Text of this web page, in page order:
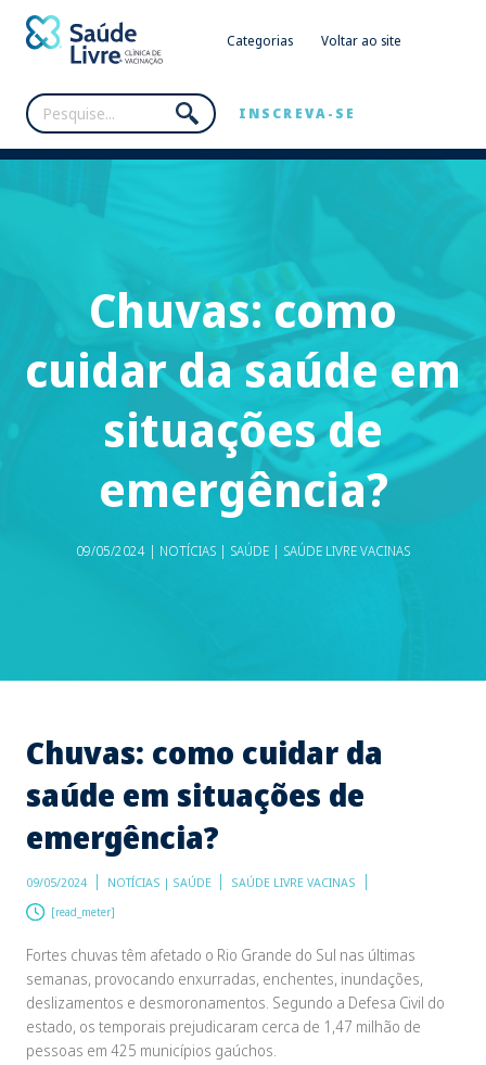
Categorias Voltar ao site
INSCREVA-SE
Chuvas: como
cuidar da saúde em
situações de
emergência?
09/05/2024 | NOTÍCIAS | SAÚDE | SAÚDE LIVRE VACINAS
Chuvas: como cuidar da
saúde em situações de
emergência?
09/05/2024 NOTÍCIAS | SAÚDE SAÚDE LIVRE VACINAS
[read_meter]
Fortes chuvas têm afetado o Rio Grande do Sul nas últimas
semanas, provocando enxurradas, enchentes, inundações,
deslizamentos e desmoronamentos. Segundo a Defesa Civil do
estado, os temporais prejudicaram cerca de 1,47 milhão de
pessoas em 425 municípios gaúchos.